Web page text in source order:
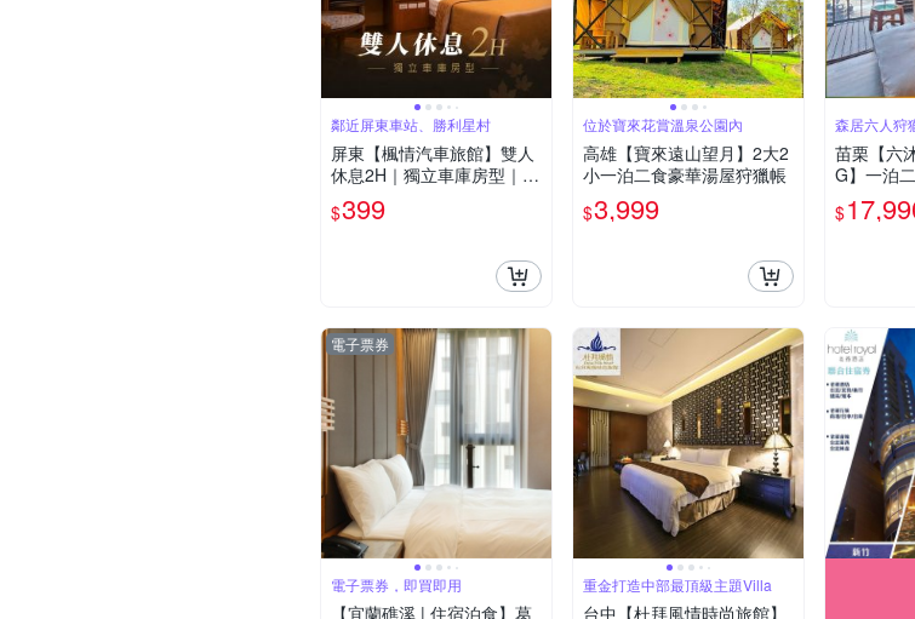
鄰近屏東車站、勝利星村
屏東【楓情汽車旅館】雙人
休息2H｜獨立車庫房型｜平
日限定(MO)
$399
位於寶來花賞溫泉公園內
高雄【寶來遠山望月】2大2
小一泊二食豪華湯屋狩獵帳
$3,999
森居六人狩
苗栗【六
G】一泊
帳包區
$
電子票券
電子票券，即買即用
【宜蘭礁溪 | 住宿泊食】葛
重金打造中部最頂級主題Villa
台中【杜拜風情時尚旅館】